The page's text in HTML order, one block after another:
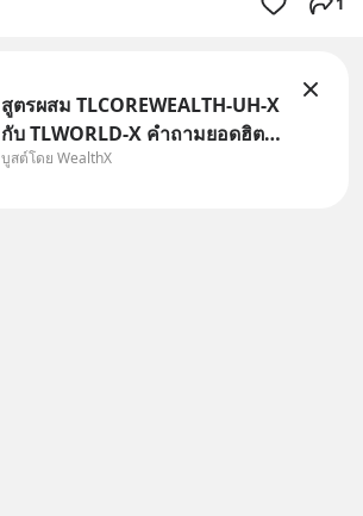
สูตรผสม TLCOREWEALTH-UH-X
กับ TLWORLD-X คำถามยอดฮิตที่
คนใช้ WealthX ถามเข้ามา
บูสต์โดย WealthX